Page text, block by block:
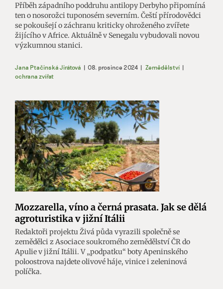
Příběh západního poddruhu antilopy Derbyho připomíná
ten o nosorožci tuponosém severním. Čeští přírodovědci
se pokoušejí o záchranu kriticky ohroženého zvířete
žijícího v Africe. Aktuálně v Senegalu vybudovali novou
výzkumnou stanici.
Jana Ptačinská Jirátová | 08. prosince 2024 | Zemědělství |
ochrana zvířat
Mozzarella, víno a černá prasata. Jak se dělá
agroturistika v jižní Itálii
Redaktoři projektu Živá půda vyrazili společně se
zemědělci z Asociace soukromého zemědělství ČR do
Apulie v jižní Itálii. V „podpatku“ boty Apeninského
poloostrova najdete olivové háje, vinice i zeleninová
políčka.